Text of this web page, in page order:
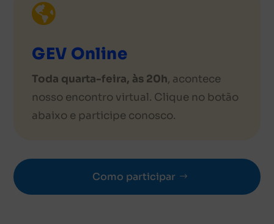

GEV Online
Toda quarta-feira, às 20h, acontece
nosso encontro virtual. Clique no botão
abaixo e participe conosco.
Como participar